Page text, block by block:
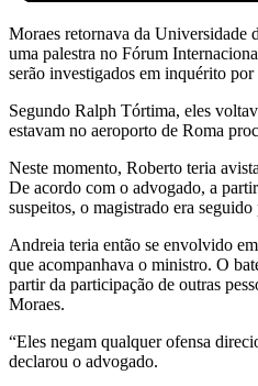
Moraes retornava da Universidade
uma palestra no Fórum
serão investigados em inquérito
Segundo Ralph Tórtima, eles
estavam no aeroporto de Roma
Neste momento, Roberto teria
De acordo com o advogado, a
suspeitos, o magistrado era
Andreia teria então se envolvido
que acompanhava o ministro. O
partir da participação de outras
Moraes.
“Eles negam qualquer ofensa
declarou o advogado.